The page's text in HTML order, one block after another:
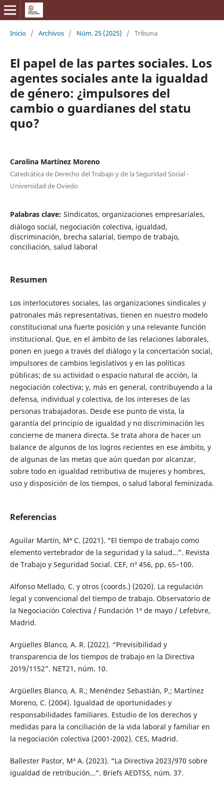
Inicio / Archivos / Núm. 25 (2025) / Tribuna
El papel de las partes sociales. Los
agentes sociales ante la igualdad
de género: ¿impulsores del
cambio o guardianes del statu
quo?
Carolina Martínez Moreno
Catedrática de Derecho del Trabajo y de la Seguridad Social -
Universidad de Oviedo
Palabras clave: Sindicatos, organizaciones empresariales,
diálogo social, negociación colectiva, igualdad,
discriminación, brecha salarial, tiempo de trabajo,
conciliación, salud laboral
Resumen
Los interlocutores sociales, las organizaciones sindicales y
patronales más representativas, tienen en nuestro modelo
constitucional una fuerte posición y una relevante función
institucional. Que, en el ámbito de las relaciones laborales,
ponen en juego a través del diálogo y la concertación social,
impulsores de cambios legislativos y en las políticas
públicas; de su actividad o espacio natural de acción, la
negociación colectiva; y, más en general, contribuyendo a la
defensa, individual y colectiva, de los intereses de las
personas trabajadoras. Desde ese punto de vista, la
garantía del principio de igualdad y no discriminación les
concierne de manera directa. Se trata ahora de hacer un
balance de algunos de los logros recientes en ese ámbito, y
de algunas de las metas que aún quedan por alcanzar,
sobre todo en igualdad retributiva de mujeres y hombres,
uso y disposición de los tiempos, o salud laboral feminizada.
Referencias
Aguilar Martín, Mª C. (2021). “El tiempo de trabajo como
elemento vertebrador de la seguridad y la salud…”. Revista
de Trabajo y Seguridad Social. CEF, nº 456, pp. 65–100.
Alfonso Mellado, C. y otros (coords.) (2020). La regulación
legal y convencional del tiempo de trabajo. Observatorio de
la Negociación Colectiva / Fundación 1º de mayo / Lefebvre,
Madrid.
Argüelles Blanco, A. R. (2022). “Previsibilidad y
transparencia de los tiempos de trabajo en la Directiva
2019/1152”. NET21, núm. 10.
Argüelles Blanco, A. R.; Menéndez Sebastián, P.; Martínez
Moreno, C. (2004). Igualdad de oportunidades y
responsabilidades familiares. Estudio de los derechos y
medidas para la conciliación de la vida laboral y familiar en
la negociación colectiva (2001-2002). CES, Madrid.
Ballester Pastor, Mª A. (2023). “La Directiva 2023/970 sobre
igualdad de retribución…”. Briefs AEDTSS, núm. 37.